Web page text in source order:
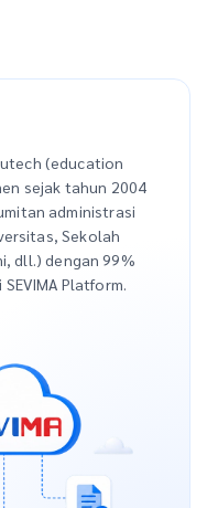
(education
sejak tahun 2004
administrasi
Sekolah
dll.) dengan 99%
Platform.